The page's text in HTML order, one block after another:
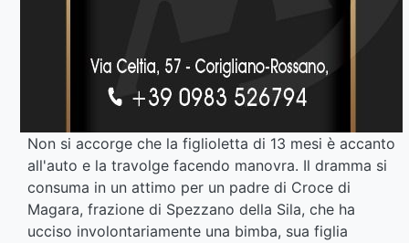
Non si accorge che la figlioletta di 13 mesi è accanto
all'auto e la travolge facendo manovra. Il dramma si
consuma in un attimo per un padre di Croce di
Magara, frazione di Spezzano della Sila, che ha
ucciso involontariamente una bimba, sua figlia